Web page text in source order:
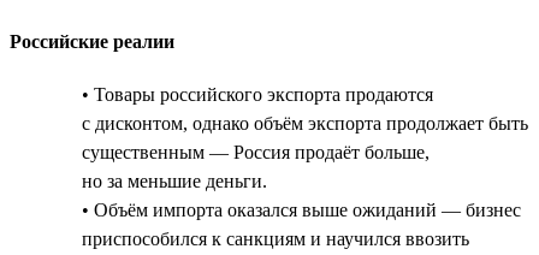
Российские реалии
• Товары российского экспорта продаются
с дисконтом, однако объём экспорта продолжает быть
существенным — Россия продаёт больше,
но за меньшие деньги.
• Объём импорта оказался выше ожиданий — бизнес
приспособился к санкциям и научился ввозить